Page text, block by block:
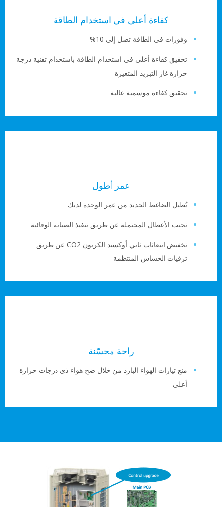
كفاءة أعلى في استخدام الطاقة
وفورات في الطاقة تصل إلى 10%
تحقيق كفاءة أعلى في استخدام الطاقة باستخدام تقنية درجة
حرارة غاز التبريد المتغيرة
تحقيق كفاءة موسمية عالية
عمر أطول
يُطيل الضاغط الجديد من عمر الوحدة لديك
تجنب الأعطال المحتملة عن طريق تنفيذ الصيانة الوقائية
تخفيض انبعاثات ثاني أوكسيد الكربون CO2 عن طريق
ترقيات الحساس المنتظمة
راحة محسّنة
منع تيارات الهواء البارد من خلال ضخ هواء ذي درجات حرارة